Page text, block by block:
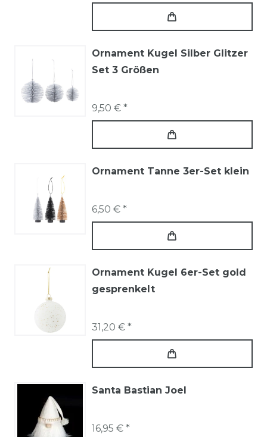
Ornament Kugel Silber Glitzer
Set 3 Größen
9,50 € *
Ornament Tanne 3er-Set klein
6,50 € *
Ornament Kugel 6er-Set gold
gesprenkelt
31,20 € *
Santa Bastian Joel
16,95 € *